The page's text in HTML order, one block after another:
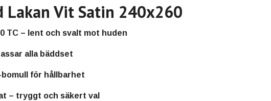
Lakan Vit Satin 240x260
TC – lent och svalt mot huden
alla bäddset
bomull för hållbarhet
– tryggt och säkert val